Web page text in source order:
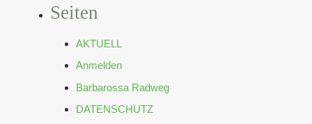
Seiten
AKTUELL
Anmelden
Barbarossa Radweg
DATENSCHUTZ